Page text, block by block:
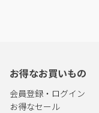
お得なお買いもの
会員登録・ログイン
お得なセール